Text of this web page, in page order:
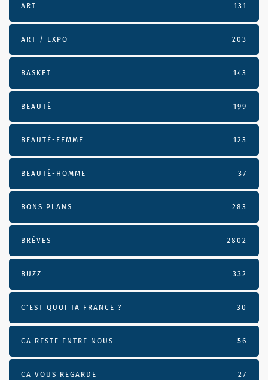
ART 131
ART / EXPO 203
BASKET 143
BEAUTÉ 199
BEAUTÉ-FEMME 123
BEAUTÉ-HOMME 37
BONS PLANS 283
BRÈVES 2802
BUZZ 332
C'EST QUOI TA FRANCE ? 30
CA RESTE ENTRE NOUS 56
CA VOUS REGARDE 27